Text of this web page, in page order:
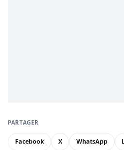
PARTAGER
Facebook X WhatsApp